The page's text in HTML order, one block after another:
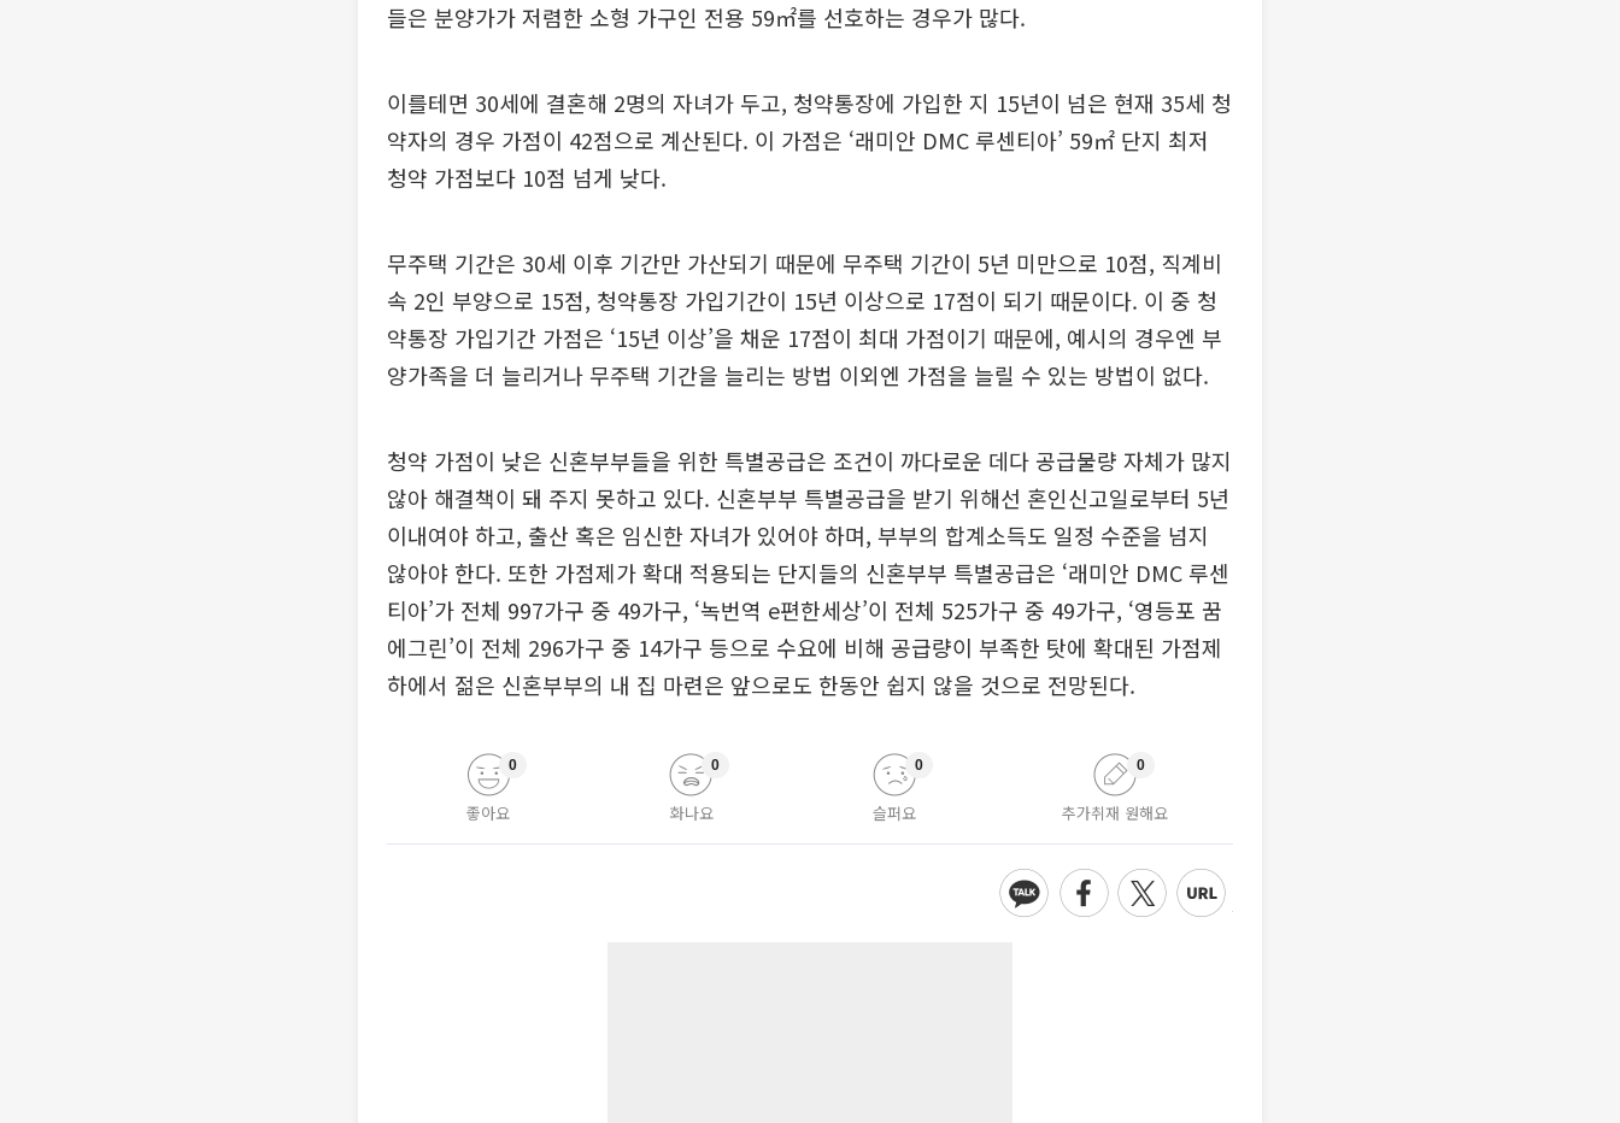
들은 분양가가 저렴한 소형 가구인 전용 59㎡를 선호하는 경우가 많다.
이를테면 30세에 결혼해 2명의 자녀가 두고, 청약통장에 가입한 지 15년이 넘은 현재 35세 청
약자의 경우 가점이 42점으로 계산된다. 이 가점은 ‘래미안 DMC 루센티아’ 59㎡ 단지 최저
청약 가점보다 10점 넘게 낮다.
무주택 기간은 30세 이후 기간만 가산되기 때문에 무주택 기간이 5년 미만으로 10점, 직계비
속 2인 부양으로 15점, 청약통장 가입기간이 15년 이상으로 17점이 되기 때문이다. 이 중 청
약통장 가입기간 가점은 ‘15년 이상’을 채운 17점이 최대 가점이기 때문에, 예시의 경우엔 부
양가족을 더 늘리거나 무주택 기간을 늘리는 방법 이외엔 가점을 늘릴 수 있는 방법이 없다.
청약 가점이 낮은 신혼부부들을 위한 특별공급은 조건이 까다로운 데다 공급물량 자체가 많지
않아 해결책이 돼 주지 못하고 있다. 신혼부부 특별공급을 받기 위해선 혼인신고일로부터 5년
이내여야 하고, 출산 혹은 임신한 자녀가 있어야 하며, 부부의 합계소득도 일정 수준을 넘지
않아야 한다. 또한 가점제가 확대 적용되는 단지들의 신혼부부 특별공급은 ‘래미안 DMC 루센
티아’가 전체 997가구 중 49가구, ‘녹번역 e편한세상’이 전체 525가구 중 49가구, ‘영등포 꿈
에그린’이 전체 296가구 중 14가구 등으로 수요에 비해 공급량이 부족한 탓에 확대된 가점제
하에서 젊은 신혼부부의 내 집 마련은 앞으로도 한동안 쉽지 않을 것으로 전망된다.
좋아요
0
화나요
0
슬퍼요
0
추가취재 원해요
0